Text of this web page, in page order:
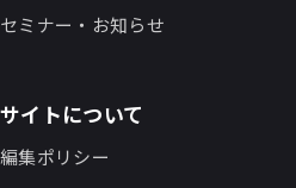
セミナー・お知らせ
サイトについて
編集ポリシー